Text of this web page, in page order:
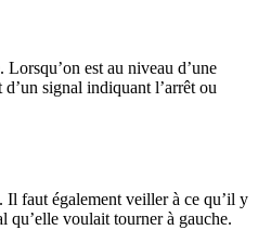
. Lorsqu’on est au niveau d’une
signal indiquant l’arrêt ou
. Il faut également veiller à ce qu’il y
qu’elle voulait tourner à gauche.